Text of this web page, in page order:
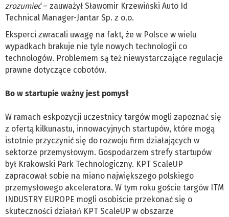
zrozumieć– zauważył Sławomir Krzewiński Auto Id
Technical Manager-Jantar Sp. z o.o.
Eksperci zwracali uwagę na fakt, że w Polsce w wielu
wypadkach brakuje nie tyle nowych technologii co
technologów. Problemem są też niewystarczające regulacje
prawne dotyczące cobotów.
Bo w startupie ważny jest pomysł
W ramach eskpozycji uczestnicy targów mogli zapoznać się
z ofertą kilkunastu, innowacyjnych startupów, które mogą
istotnie przyczynić się do rozwoju firm działających w
sektorze przemysłowym. Gospodarzem strefy startupów
był Krakowski Park Technologiczny. KPT ScaleUP
zapracował sobie na miano największego polskiego
przemysłowego akceleratora. W tym roku goście targów ITM
INDUSTRY EUROPE mogli osobiście przekonać się o
skuteczności działań KPT ScaleUP w obszarze